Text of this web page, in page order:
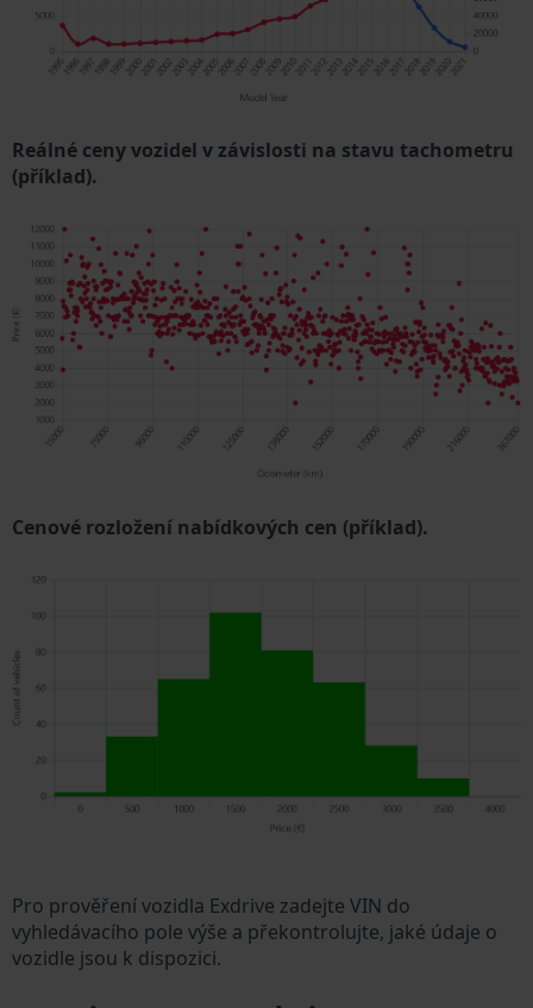
Reálné ceny vozidel v závislosti na stavu tachometru
(příklad).
Cenové rozložení nabídkových cen (příklad).
Pro prověření vozidla Exdrive zadejte VIN do
vyhledávacího pole výše a překontrolujte, jaké údaje o
vozidle jsou k dispozici.